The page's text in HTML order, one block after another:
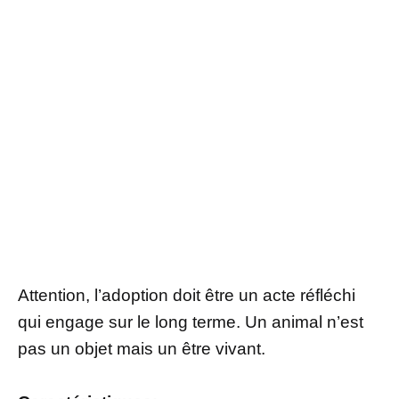
Attention, l’adoption doit être un acte réfléchi
qui engage sur le long terme. Un animal n’est
pas un objet mais un être vivant.